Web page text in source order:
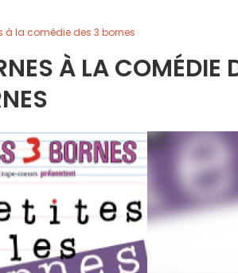
à la comédie des 3 bornes
À LA COMÉDIE